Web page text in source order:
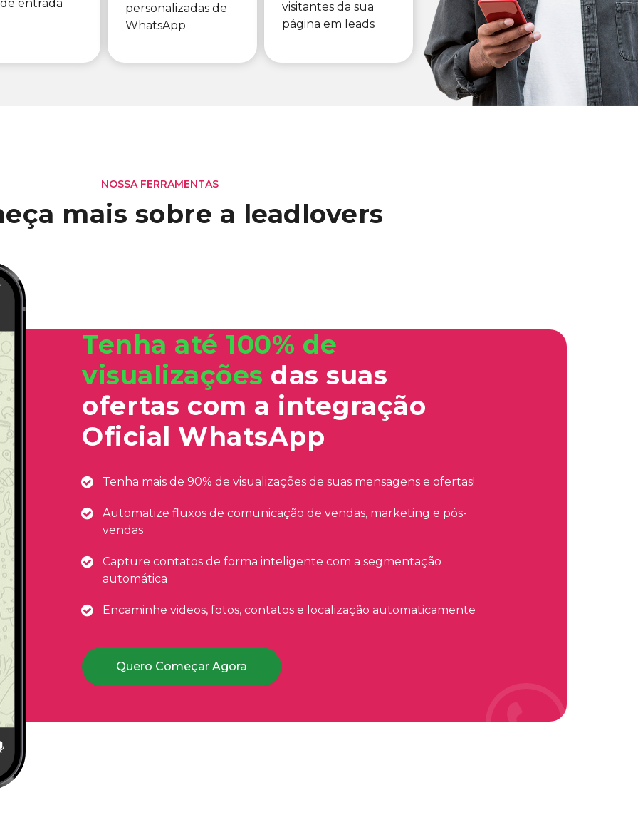
entrada
personalizadas de
WhatsApp
visitantes da sua
página em leads
NOSSA FERRAMENTAS
mais sobre a leadlovers
Tenha até 100% de
visualizações das suas
ofertas com a integração
Oficial WhatsApp
Tenha mais de 90% de visualizações de suas mensagens e ofertas!
Automatize fluxos de comunicação de vendas, marketing e pós-
vendas
Capture contatos de forma inteligente com a segmentação
automática
Encaminhe videos, fotos, contatos e localização automaticamente
Quero Começar Agora